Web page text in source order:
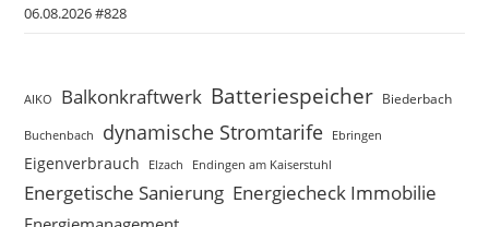
06.08.2026 #828
AIKO Balkonkraftwerk Batteriespeicher Biederbach
Buchenbach dynamische Stromtarife Ebringen
Eigenverbrauch Elzach Endingen am Kaiserstuhl
Energetische Sanierung Energiecheck Immobilie